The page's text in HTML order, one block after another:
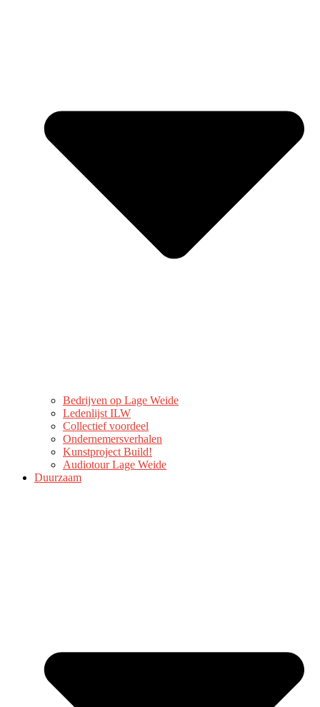
Bedrijven op Lage Weide
Ledenlijst ILW
Collectief voordeel
Ondernemersverhalen
Kunstproject Build!
Audiotour Lage Weide
Duurzaam